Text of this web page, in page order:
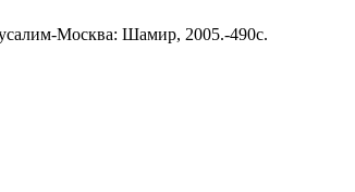
Москва: Шамир, 2005.-490с.